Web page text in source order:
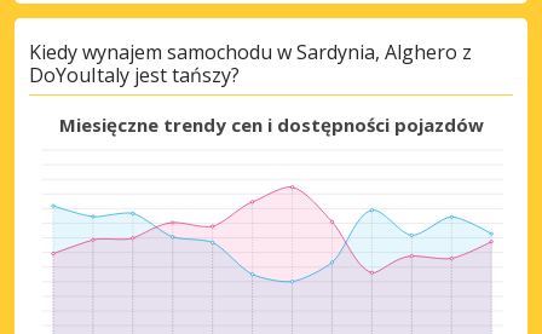
Kiedy wynajem samochodu w Sardynia, Alghero z
DoYouItaly jest tańszy?
Miesięczne trendy cen i dostępności pojazdów